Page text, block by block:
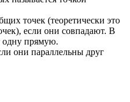
точек (теоретически это
если они совпадают. В
одну прямую.
они параллельны друг